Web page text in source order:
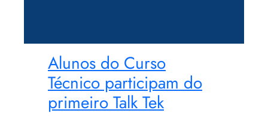
Alunos do Curso
Técnico participam do
primeiro Talk Tek